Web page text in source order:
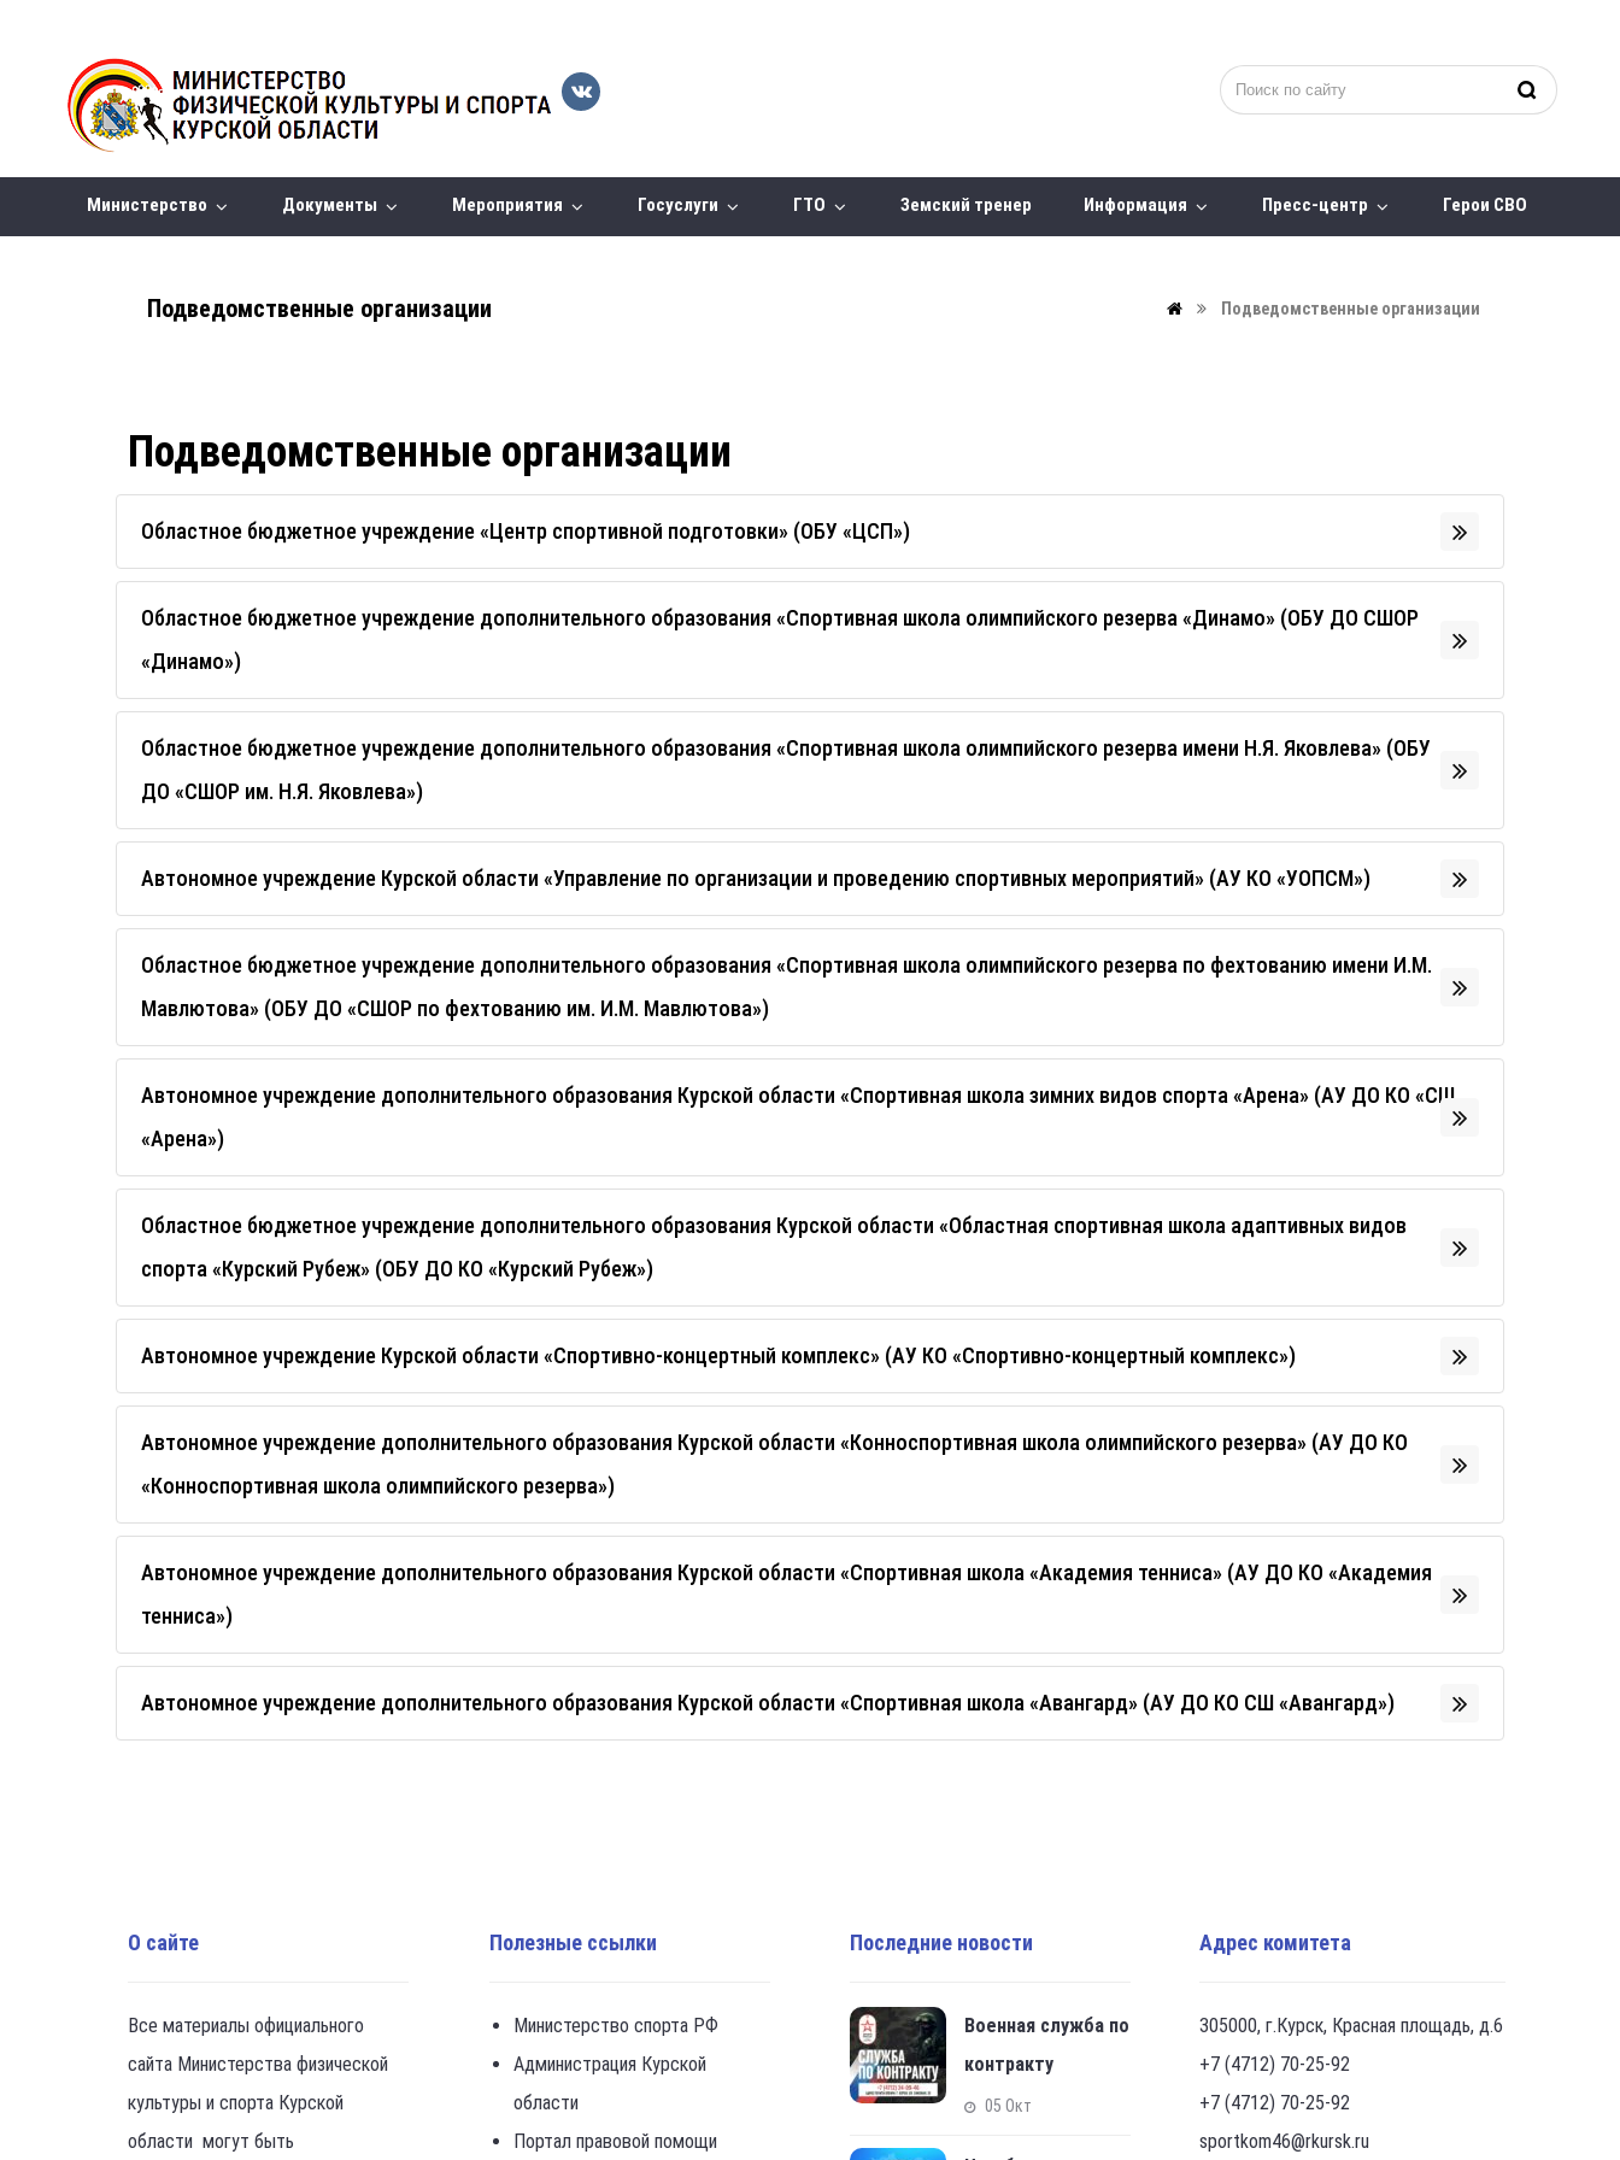
Министерство Документы Мероприятия Госуслуги ГТО Земский тренер Информация Пресс-центр Герои СВО
Подведомственные организации Подведомственные организации
Подведомственные организации
Областное бюджетное учреждение «Центр спортивной подготовки» (ОБУ «ЦСП»)
Областное бюджетное учреждение дополнительного образования «Спортивная школа олимпийского резерва «Динамо» (ОБУ ДО СШОР
«Динамо»)
Областное бюджетное учреждение дополнительного образования «Спортивная школа олимпийского резерва имени Н.Я. Яковлева» (ОБУ
ДО «СШОР им. Н.Я. Яковлева»)
Автономное учреждение Курской области «Управление по организации и проведению спортивных мероприятий» (АУ КО «УОПСМ»)
Областное бюджетное учреждение дополнительного образования «Спортивная школа олимпийского резерва по фехтованию имени И.М.
Мавлютова» (ОБУ ДО «СШОР по фехтованию им. И.М. Мавлютова»)
Автономное учреждение дополнительного образования Курской области «Спортивная школа зимних видов спорта «Арена» (АУ ДО КО «СШ
«Арена»)
Областное бюджетное учреждение дополнительного образования Курской области «Областная спортивная школа адаптивных видов
спорта «Курский Рубеж» (ОБУ ДО КО «Курский Рубеж»)
Автономное учреждение Курской области «Спортивно-концертный комплекс» (АУ КО «Спортивно-концертный комплекс»)
Автономное учреждение дополнительного образования Курской области «Конноспортивная школа олимпийского резерва» (АУ ДО КО
«Конноспортивная школа олимпийского резерва»)
Автономное учреждение дополнительного образования Курской области «Спортивная школа «Академия тенниса» (АУ ДО КО «Академия
тенниса»)
Автономное учреждение дополнительного образования Курской области «Спортивная школа «Авангард» (АУ ДО КО СШ «Авангард»)
О сайте
Все материалы официального
сайта Министерства физической
культуры и спорта Курской
области могут быть
Полезные ссылки
Министерство спорта РФ
Администрация Курской
области
Портал правовой помощи
Последние новости
Военная служба по
контракту
05 Окт
Адрес комитета
305000, г.Курск, Красная площадь, д.6
+7 (4712) 70-25-92
+7 (4712) 70-25-92
sportkom46@rkursk.ru